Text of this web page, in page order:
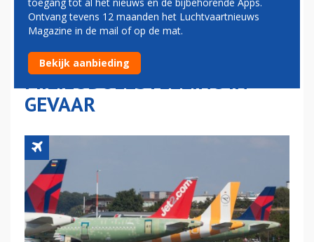
VERTRAAGDE LEVERING
NIEUWE VLIEGTUIGEN
BRENGT
MILIEUDOELSTELLING IN
GEVAAR
Ontvang tevens 12 maanden het Luchtvaartnieuws
Magazine in de mail of op de mat.
Bekijk aanbieding